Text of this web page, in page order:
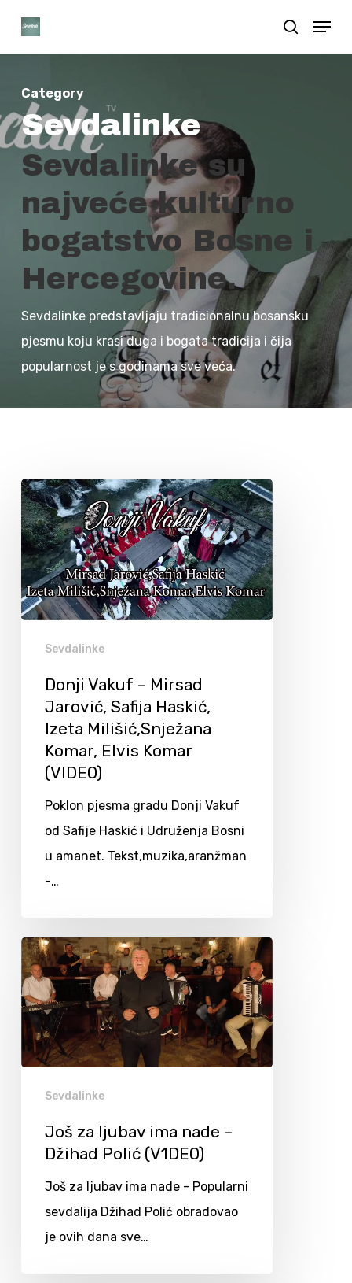
content
search
Menu
Category
Sevdalinke
Sevdalinke su
najveće kulturno
bogatstvo Bosne i
Hercegovine.
Sevdalinke predstavljaju tradicionalnu bosansku
pjesmu koju krasi duga i bogata tradicija i čija
popularnost je s godinama sve veća.
Sevdalinke
Donji Vakuf – Mirsad
Jarović, Safija Haskić,
Izeta Milišić,Snježana
Komar, Elvis Komar
(VIDEO)
Poklon pjesma gradu Donji Vakuf
od Safije Haskić i Udruženja Bosni
u amanet. Tekst,muzika,aranžman
-…
Sevdalinke
Još za ljubav ima nade –
Džihad Polić (V1DEO)
Još za ljubav ima nade - Popularni
sevdalija Džihad Polić obradovao
je ovih dana sve…
Close